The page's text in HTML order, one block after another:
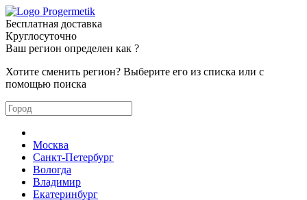
Бесплатная доставка
Круглосуточно
Ваш регион определен как ?
Хотите сменить регион? Выберите его из списка или с
помощью поиска
Москва
Санкт-Петербург
Вологда
Владимир
Екатеринбург